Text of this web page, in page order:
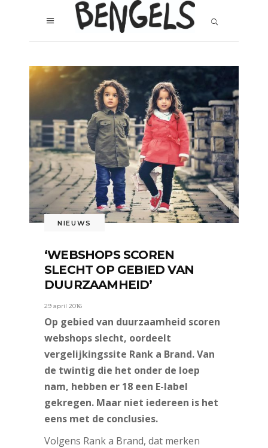
NIEUWS
‘WEBSHOPS SCOREN
SLECHT OP GEBIED VAN
DUURZAAMHEID’
29 april 2016
Op gebied van duurzaamheid scoren
webshops slecht, oordeelt
vergelijkingssite Rank a Brand. Van
de twintig die het onder de loep
nam, hebben er 18 een E-label
gekregen. Maar niet iedereen is het
eens met de conclusies.
Volgens Rank a Brand, dat merken